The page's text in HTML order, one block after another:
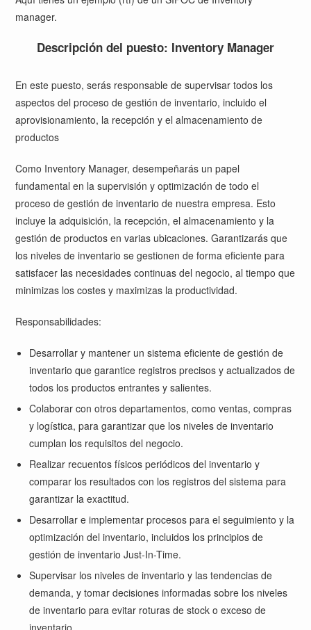
manager.
Descripción del puesto: Inventory Manager
En este puesto, serás responsable de supervisar todos los
aspectos del proceso de gestión de inventario, incluido el
aprovisionamiento, la recepción y el almacenamiento de
productos
Como Inventory Manager, desempeñarás un papel
fundamental en la supervisión y optimización de todo el
proceso de gestión de inventario de nuestra empresa. Esto
incluye la adquisición, la recepción, el almacenamiento y la
gestión de productos en varias ubicaciones. Garantizarás que
los niveles de inventario se gestionen de forma eficiente para
satisfacer las necesidades continuas del negocio, al tiempo que
minimizas los costes y maximizas la productividad.
Responsabilidades:
Desarrollar y mantener un sistema eficiente de gestión de
inventario que garantice registros precisos y actualizados de
todos los productos entrantes y salientes.
Colaborar con otros departamentos, como ventas, compras
y logística, para garantizar que los niveles de inventario
cumplan los requisitos del negocio.
Realizar recuentos físicos periódicos del inventario y
comparar los resultados con los registros del sistema para
garantizar la exactitud.
Desarrollar e implementar procesos para el seguimiento y la
optimización del inventario, incluidos los principios de
gestión de inventario Just-In-Time.
Supervisar los niveles de inventario y las tendencias de
demanda, y tomar decisiones informadas sobre los niveles
de inventario para evitar roturas de stock o exceso de
inventario.